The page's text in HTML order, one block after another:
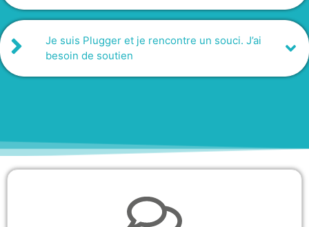
Je suis Plugger et je rencontre un souci. J’ai
besoin de soutien